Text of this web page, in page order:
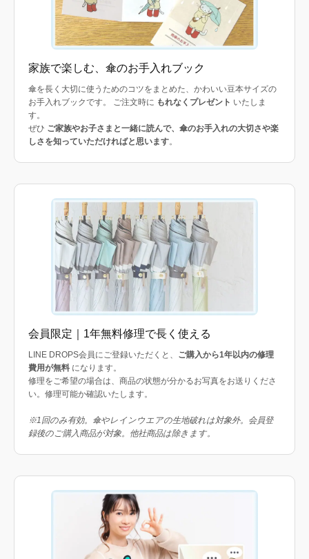
家族で楽しむ、傘のお手入れブック
傘を長く大切に使うためのコツをまとめた、かわいい豆本サイズの
お手入れブックです。 ご注文時に もれなくプレゼント いたしま
す。
ぜひ ご家族やお子さまと一緒に読んで、傘のお手入れの大切さや楽
しさを知っていただければと思います。
会員限定｜1年無料修理で長く使える
LINE DROPS会員にご登録いただくと、 ご購入から1年以内の修理
費用が無料 になります。
修理をご希望の場合は、商品の状態が分かるお写真をお送りくださ
い。修理可能か確認いたします。
※1回のみ有効。傘やレインウエアの生地破れは対象外。会員登
録後のご購入商品が対象。他社商品は除きます。